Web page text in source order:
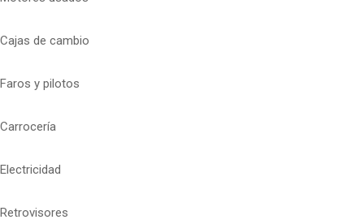
Cajas de cambio
Faros y pilotos
Carrocería
Electricidad
Retrovisores